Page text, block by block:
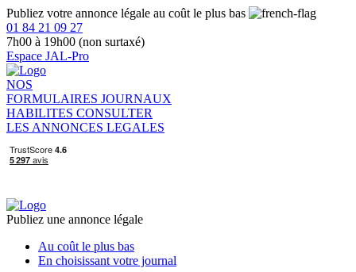
Publiez votre annonce légale au coût le plus bas
01 84 21 09 27
7h00 à 19h00 (non surtaxé)
Espace JAL-Pro
NOS
FORMULAIRES JOURNAUX
HABILITES CONSULTER
LES ANNONCES LEGALES
Publiez une annonce légale
Au coût le plus bas
En choisissant votre journal